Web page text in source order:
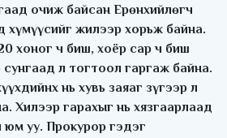
очиж байсан Ерөнхийлөгч
хүмүүсийг жилээр хорьж байна.
хоног ч биш, хоёр сар ч биш
л тогтоол гаргаж байна.
нь хувь заяаг зүгээр л
Хилээр гарахыг нь хязгаарлаад
уу. Прокурор гэдэг